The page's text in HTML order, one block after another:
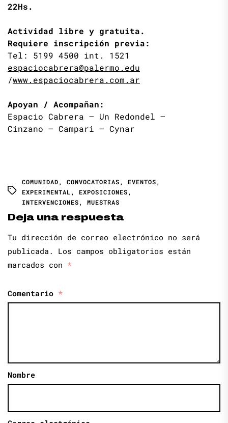
22Hs.
Actividad libre y gratuita.
Requiere inscripción previa:
Tel: 5199 4500 int. 1521
espaciocabrera@palermo.edu
/www.espaciocabrera.com.ar
Apoyan / Acompañan:
Espacio Cabrera – Un Redondel –
Cinzano – Campari – Cynar
COMUNIDAD, CONVOCATORIAS, EVENTOS,
EXPERIMENTAL, EXPOSICIONES,
INTERVENCIONES, MUESTRAS
Deja una respuesta
Tu dirección de correo electrónico no será
publicada.
Los campos obligatorios están
marcados con *
Comentario *
Nombre